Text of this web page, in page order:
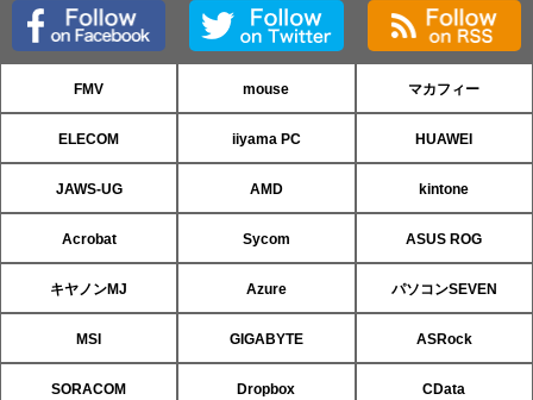
FMV mouse マカフィー
ELECOM iiyama PC HUAWEI
JAWS-UG AMD kintone
Acrobat Sycom ASUS ROG
キヤノンMJ Azure パソコンSEVEN
MSI GIGABYTE ASRock
SORACOM Dropbox CData